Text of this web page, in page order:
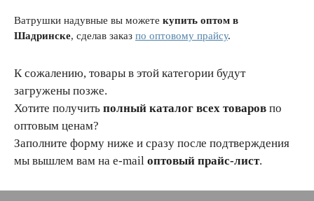
Ватрушки надувные вы можете купить оптом в
Шадринске, сделав заказ по оптовому прайсу.
К сожалению, товары в этой категории будут
загружены позже.
Хотите получить полный каталог всех товаров по
оптовым ценам?
Заполните форму ниже и сразу после подтверждения
мы вышлем вам на e-mail оптовый прайс-лист.